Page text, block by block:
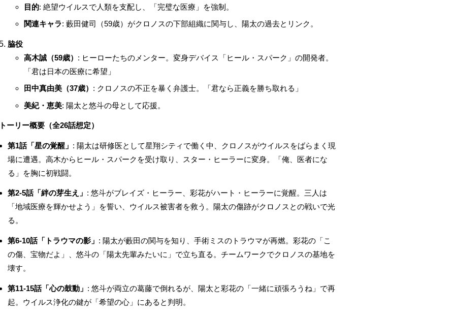
目的: 絶望ウイルスで人類を支配し、「完璧な医療」を強制。
関連キャラ: 藪田健司（59歳）がクロノスの下部組織に関与し、陽太の過去とリンク。
脇役
高木誠（59歳） : ヒーローたちのメンター。変身デバイス「ヒール・スパーク」の開発者。
「君は日本の医療に希望」
田中真由美（37歳） : クロノスの不正を暴く弁護士。「君なら正義を勝ち取れる」
美紀・恵美: 陽太と悠斗の母として応援。
ーリー概要（全26話想定）
第1話「星の覚醒」 : 陽太は研修医として星翔シティで働く中、クロノスがウイルスをばらまく現
場に遭遇。高木からヒール・スパークを受け取り、スター・ヒーラーに変身。「俺、医者にな
る」を胸に初戦闘。
第2-5話「絆の芽生え」 : 悠斗がブレイズ・ヒーラー、彩花がハート・ヒーラーに覚醒。三人は
「地域医療を輝かせよう」を誓い、ウイルス被害者を救う。陽太の傷跡がクロノスとの戦いで光
る。
第6-10話「トラウマの影」 : 陽太が藪田の関与を知り、手術ミスのトラウマが再燃。彩花の「こ
の傷、宝物だよ」、悠斗の「陽太先輩みたいに」で立ち直る。チームワークでクロノスの基地を
壊す。
第11-15話「心の鼓動」 : 悠斗が両立の葛藤で倒れるが、陽太と彩花の「一緒に頑張ろうね」で再
起。ウイルス浄化の鍵が「希望の心」にあると判明。